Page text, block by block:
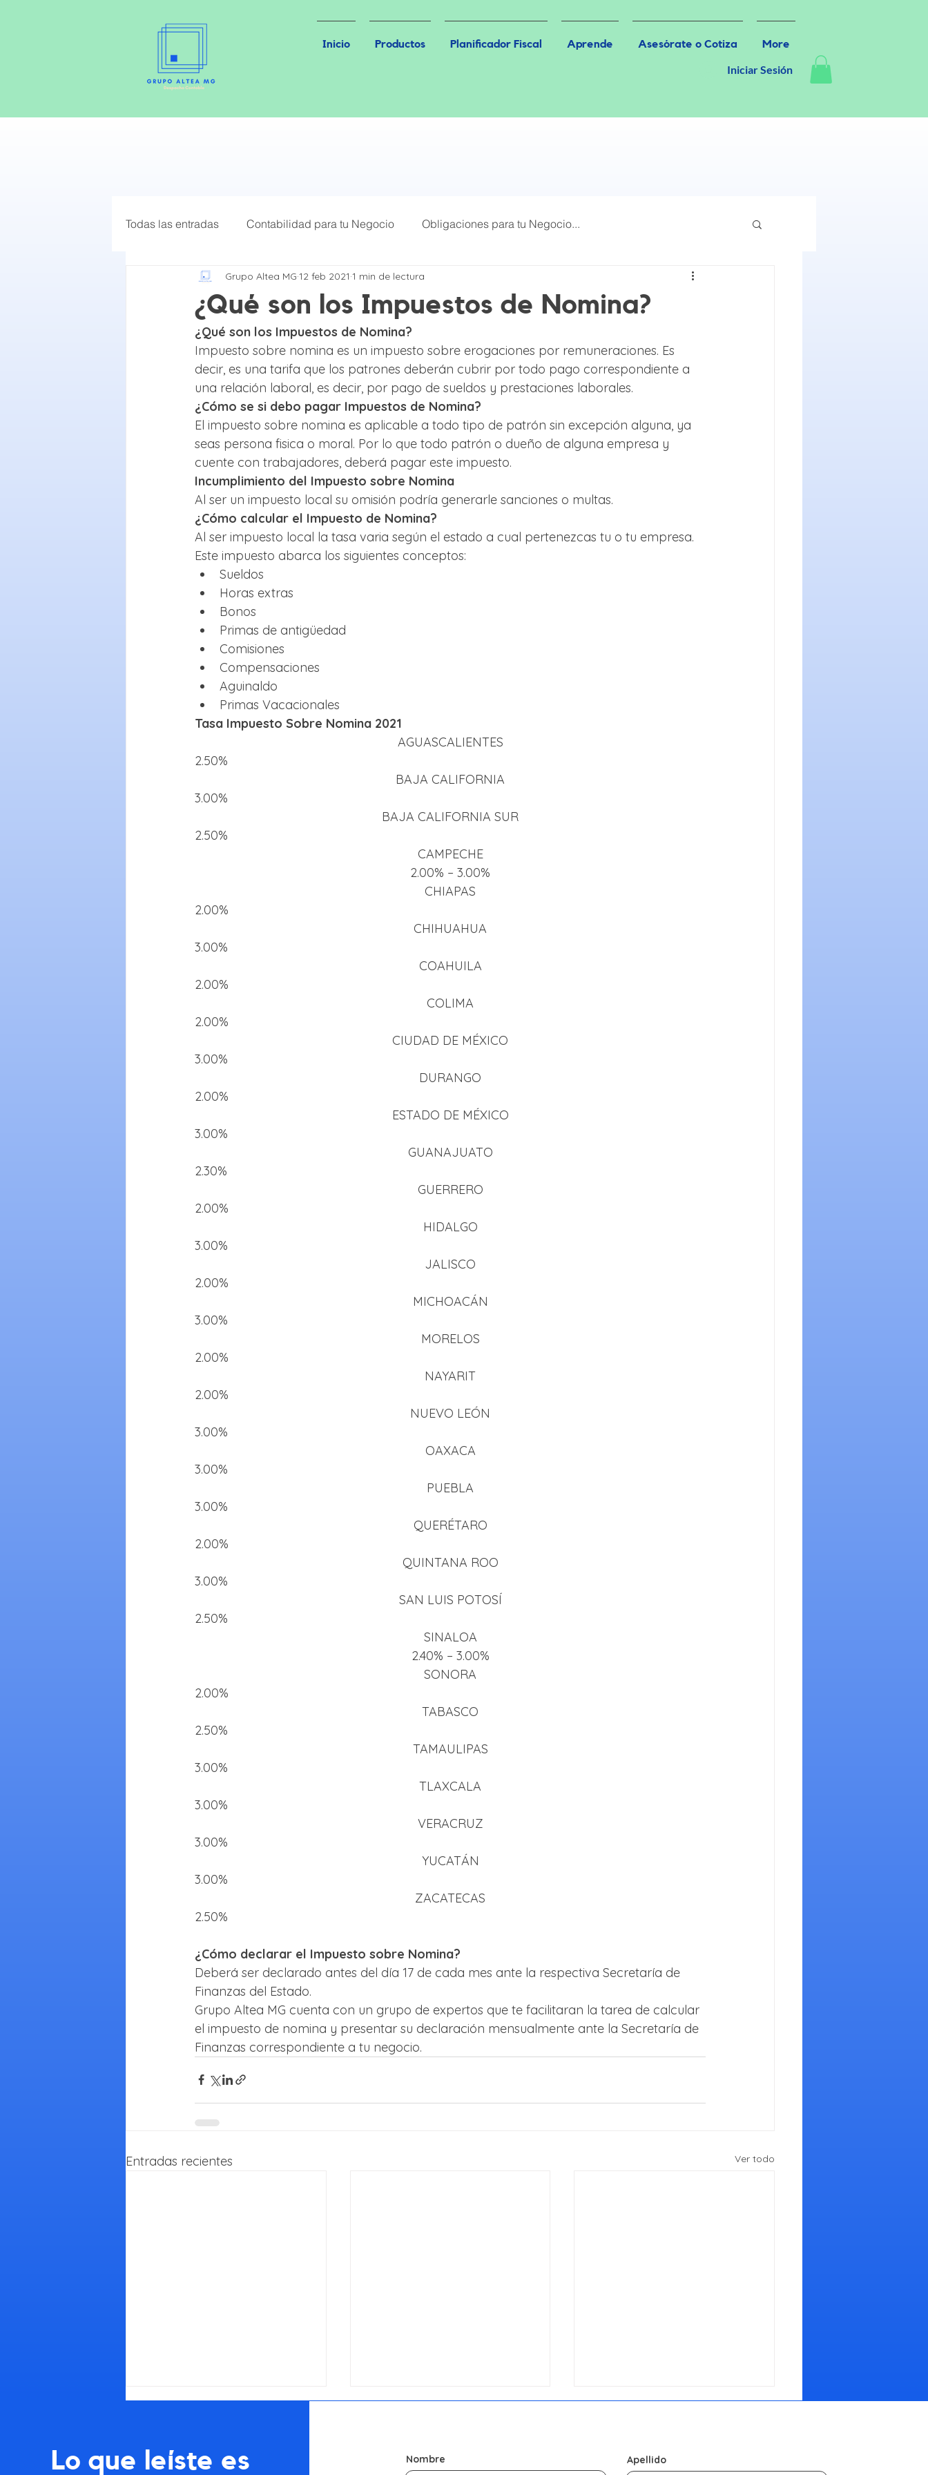
Inicio Productos Planificador Fiscal Aprende Asesórate o Cotiza More
Iniciar Sesión
Todas las entradas Contabilidad para tu Negocio Obligaciones para tu Negocio...
Elige el mejor Régimen Fiscal Más Leídos Plataformas Digitales
¿Qué son los Impuestos de Nomina?
Grupo Altea MG 12 feb 2021 1 min de lectura
¿Qué son los Impuestos de Nomina?
Impuesto sobre nomina es un impuesto sobre erogaciones por remuneraciones. Es
decir, es una tarifa que los patrones deberán cubrir por todo pago correspondiente a
una relación laboral, es decir, por pago de sueldos y prestaciones laborales.
¿Cómo se si debo pagar Impuestos de Nomina?
El impuesto sobre nomina es aplicable a todo tipo de patrón sin excepción alguna, ya
seas persona fisica o moral. Por lo que todo patrón o dueño de alguna empresa y
cuente con trabajadores, deberá pagar este impuesto.
Incumplimiento del Impuesto sobre Nomina
Al ser un impuesto local su omisión podría generarle sanciones o multas.
¿Cómo calcular el Impuesto de Nomina?
Al ser impuesto local la tasa varia según el estado a cual pertenezcas tu o tu empresa.
Este impuesto abarca los siguientes conceptos:
Sueldos
Horas extras
Bonos
Primas de antigüedad
Comisiones
Compensaciones
Aguinaldo
Primas Vacacionales
Tasa Impuesto Sobre Nomina 2021
AGUASCALIENTES
2.50%
BAJA CALIFORNIA
3.00%
BAJA CALIFORNIA SUR
2.50%
CAMPECHE
2.00% – 3.00%
CHIAPAS
2.00%
CHIHUAHUA
3.00%
COAHUILA
2.00%
COLIMA
2.00%
CIUDAD DE MÉXICO
3.00%
DURANGO
2.00%
ESTADO DE MÉXICO
3.00%
GUANAJUATO
2.30%
GUERRERO
2.00%
HIDALGO
3.00%
JALISCO
2.00%
MICHOACÁN
3.00%
MORELOS
2.00%
NAYARIT
2.00%
NUEVO LEÓN
3.00%
OAXACA
3.00%
PUEBLA
3.00%
QUERÉTARO
2.00%
QUINTANA ROO
3.00%
SAN LUIS POTOSÍ
2.50%
SINALOA
2.40% – 3.00%
SONORA
2.00%
TABASCO
2.50%
TAMAULIPAS
3.00%
TLAXCALA
3.00%
VERACRUZ
3.00%
YUCATÁN
3.00%
ZACATECAS
2.50%
¿Cómo declarar el Impuesto sobre Nomina?
Deberá ser declarado antes del día 17 de cada mes ante la respectiva Secretaría de
Finanzas del Estado.
Grupo Altea MG cuenta con un grupo de expertos que te facilitaran la tarea de calcular
el impuesto de nomina y presentar su declaración mensualmente ante la Secretaría de
Finanzas correspondiente a tu negocio.
Entradas recientes Ver todo
Lo que leíste es Nombre Apellido